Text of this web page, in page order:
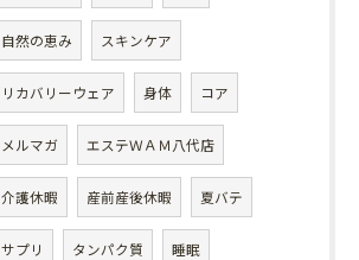
自然の恵み スキンケア
リカバリーウェア 身体 コア
メルマガ エステＷＡＭ八代店
介護休暇 産前産後休暇 夏バテ
サプリ タンパク質 睡眠